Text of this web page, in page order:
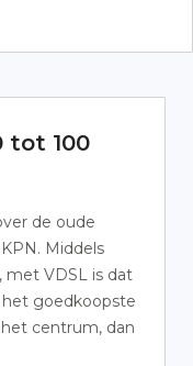
tot 100
de oude
Middels
met VDSL is dat
het goedkoopste
centrum, dan